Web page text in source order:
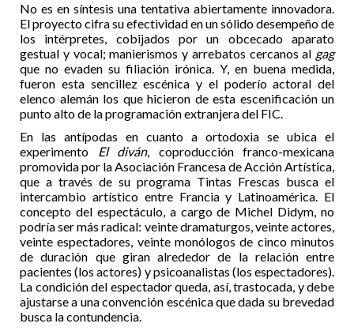
No es en síntesis una tentativa abiertamente innovadora.
El proyecto cifra su efectividad en un sólido desempeño de
los intérpretes, cobijados por un obcecado aparato
gestual y vocal; manierismos y arrebatos cercanos al gag
que no evaden su filiación irónica. Y, en buena medida,
fueron esta sencillez escénica y el poderío actoral del
elenco alemán los que hicieron de esta escenificación un
punto alto de la programación extranjera del FIC.
En las antípodas en cuanto a ortodoxia se ubica el
experimento El diván, coproducción franco-mexicana
promovida por la Asociación Francesa de Acción Artística,
que a través de su programa Tintas Frescas busca el
intercambio artístico entre Francia y Latinoamérica. El
concepto del espectáculo, a cargo de Michel Didym, no
podría ser más radical: veinte dramaturgos, veinte actores,
veinte espectadores, veinte monólogos de cinco minutos
de duración que giran alrededor de la relación entre
pacientes (los actores) y psicoanalistas (los espectadores).
La condición del espectador queda, así, trastocada, y debe
ajustarse a una convención escénica que dada su brevedad
busca la contundencia.